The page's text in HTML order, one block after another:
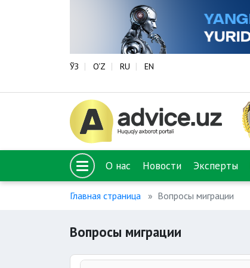
ЎЗ O‘Z RU EN
О нас Новости Эксперты
Главная страница Вопросы миграции
Вопросы миграции